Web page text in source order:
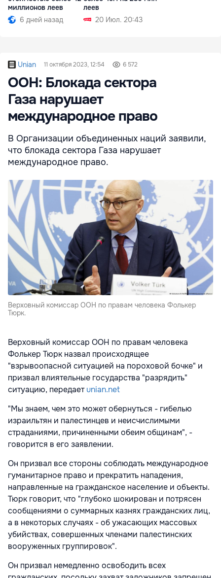
миллионов леев
6 дней назад
леев
20 Июл. 20:43
Unian 11 октября 2023, 12:54 6 572
ООН: Блокада сектора
Газа нарушает
международное право
В Организации объединенных наций заявили,
что блокада сектора Газа нарушает
международное право.
Верховный комиссар ООН по правам человека Фолькер
Тюрк.
Верховный комиссар ООН по правам человека
Фолькер Тюрк назвал происходящее
"взрывоопасной ситуацией на пороховой бочке" и
призвал влиятельные государства "разрядить"
ситуацию, передаетunian.net
"Мы знаем, чем это может обернуться - гибелью
израильтян и палестинцев и неисчислимыми
страданиями, причиненными обеим общинам", -
говорится в его заявлении.
Он призвал все стороны соблюдать международное
гуманитарное право и прекратить нападения,
направленные на гражданское население и объекты.
Тюрк говорит, что "глубоко шокирован и потрясен
сообщениями о суммарных казнях гражданских лиц,
а в некоторых случаях - об ужасающих массовых
убийствах, совершенных членами палестинских
вооруженных группировок".
Он призвал немедленно освободить всех